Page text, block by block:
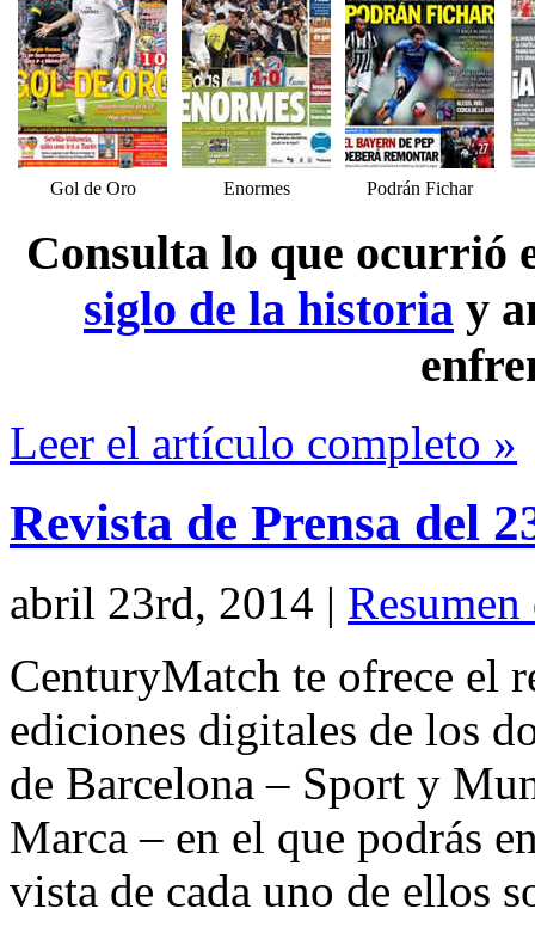
Gol de Oro Enormes Podrán Fichar
Consulta lo que ocurrió
siglo de la historia y
Leer el artículo completo »
Revista de Prensa del
abril 23rd, 2014 | Resumen
CenturyMatch te ofrece el
ediciones digitales de los
de Barcelona – Sport y
Marca – en el que podrás
vista de cada uno de ellos